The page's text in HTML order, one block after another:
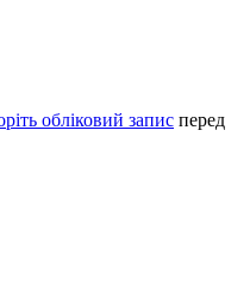
обліковий запис перед